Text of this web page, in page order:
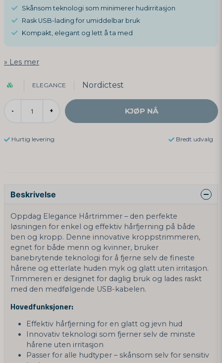
Skånsom teknologi som minimerer hudirritasjon
Rask USB-lading for umiddelbar bruk
Kompakt, elegant og lett å ta med
Les mer
ELEGANCE Nordictest
- + KJØP NÅ
Hurtig levering Bredt udvalg
Beskrivelse
Oppdag Elegance Hårtrimmer – den perfekte
løsningen for enkel og effektiv hårfjerning på både
ben og kropp. Denne innovative kroppstrimmeren,
egnet for både menn og kvinner, bruker
banebrytende teknologi for å fjerne selv de fineste
hårene og etterlate huden myk og glatt uten irritasjon.
Trimmeren er designet for daglig bruk og lades raskt
med den medfølgende USB-kabelen.
Hovedfunksjoner:
Effektiv hårfjerning for en glatt og jevn hud
Innovativ teknologi som fjerner selv de minste
hårene uten irritasjon
Passer for alle hudtyper – skånsom selv for sensitiv